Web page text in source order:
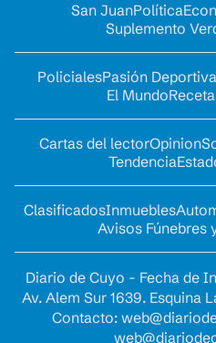
San JuanPolítica
Suplemento
PolicialesPasión Deportiva
El Mundo
Cartas del lectorOpinion
Tendencia
ClasificadosInmuebles
Avisos Fúnebres
Diario de Cuyo - Fecha de
Av. Alem Sur 1639. Esquina
Contacto: